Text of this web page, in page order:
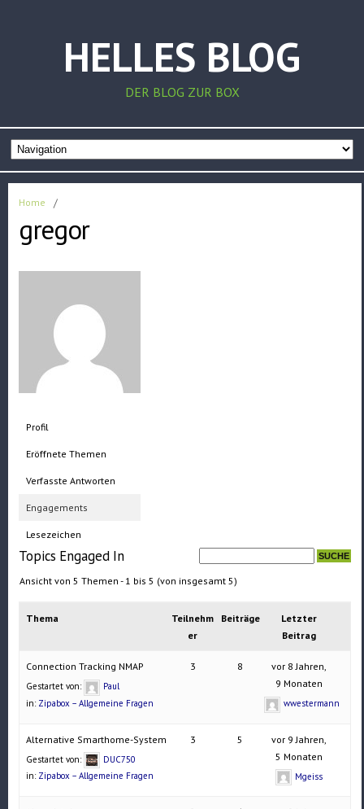
HELLES BLOG
DER BLOG ZUR BOX
Home /
gregor
Profil
Eröffnete Themen
Verfasste Antworten
Engagements
Lesezeichen
Topics Engaged In
Ansicht von 5 Themen - 1 bis 5 (von insgesamt 5)
Thema
Teilnehm
er
Beiträge
Letzter
Beitrag
Connection Tracking NMAP
Gestartet von:
Paul
in: Zipabox – Allgemeine Fragen
3 8
vor 8 Jahren,
9 Monaten
wwestermann
Alternative Smarthome-System
Gestartet von:
DUC750
in: Zipabox – Allgemeine Fragen
3 5
vor 9 Jahren,
5 Monaten
Mgeiss